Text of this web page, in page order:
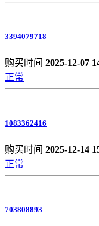
3394079718
购买时间 2025-12-07
正常
1083362416
购买时间 2025-12-14
正常
703808893